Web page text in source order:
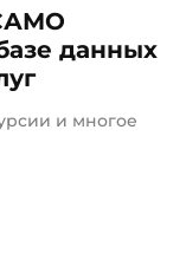
данных
и многое